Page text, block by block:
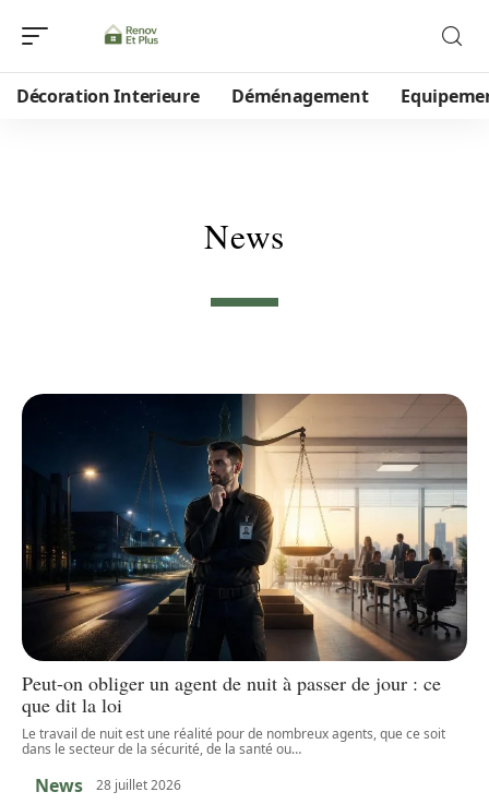
Décoration Interieure Déménagement
News
Peut-on obliger un agent de nuit à passer de jour : ce
que dit la loi
Le travail de nuit est une réalité pour de nombreux agents, que ce soit
dans le secteur de la sécurité, de la santé ou…
News 28 juillet 2026